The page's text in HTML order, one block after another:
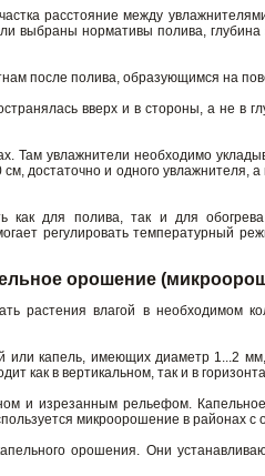
расстояние между
выбраны нормативы полива, глубина
после полива, образующимся на
вверх и в стороны, а не в
Там увлажнители необходимо
достаточно и одного увлажнителя,
как для полива, так и для
регулировать температурный
орошение
растения влагой в необходимом
капель, имеющих диаметр 1...2
как в вертикальном, так и в
и изрезанным рельефом.
микроорошение в районах
орошения. Они